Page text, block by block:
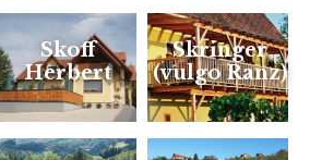
Skoff
Herbert
Skringer
(vulgo Ranz)